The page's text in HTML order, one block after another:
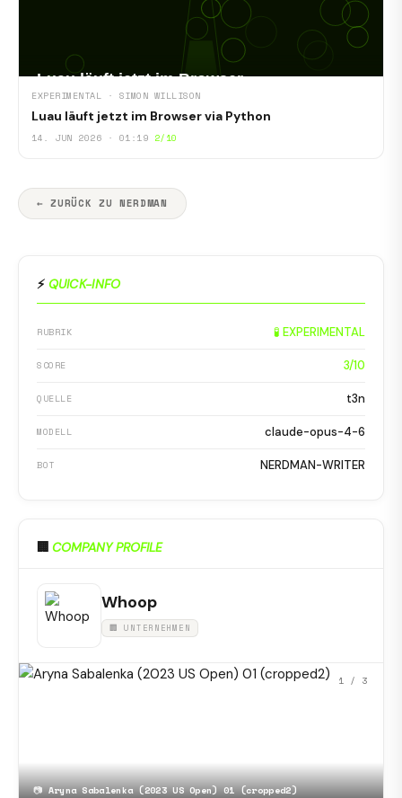
EXPERIMENTAL · SIMON WILLISON
Luau läuft jetzt im Browser via Python
14. JUN 2026 · 01:19 2/10
← ZURÜCK ZU NERDMAN
⚡ QUICK-INFO
RUBRIK 🧪 EXPERIMENTAL
SCORE 3/10
QUELLE t3n
MODELL claude-opus-4-6
BOT NERDMAN-WRITER
🏢 COMPANY PROFILE
Whoop
🏢 UNTERNEHMEN
📷Aryna Sabalenka (2023 US Open) 01 (cropped2)
1 / 3